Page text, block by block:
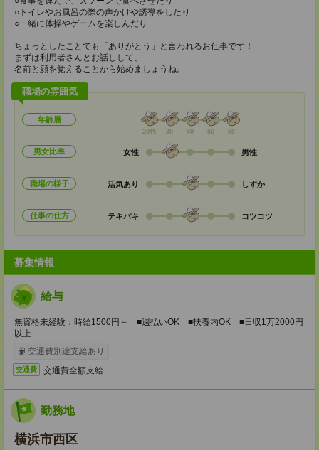
○トイレやお風呂の際の声かけや誘導をしたり
○一緒に体操やゲームを楽しんだり
ちょっとしたことでも「ありがとう」と言われるお仕事です！
まずは利用者さんとお話しして、
名前と顔を覚えることから始めましょうね。
職場の雰囲気
年齢層
20代 30 40 50 60
男女比率 女性 男性
職場の様子 活気あり しずか
仕事の仕方 テキパキ コツコツ
募集情報
給与
無資格未経験：時給1500円～ ■週払いOK ■扶養内OK ■日収1万2000円
以上
交通費別途支給あり
交通費 交通費全額支給
勤務地
横浜市西区